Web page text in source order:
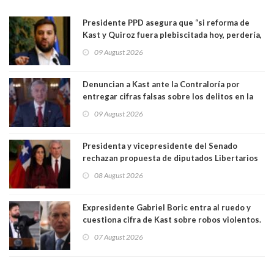
Presidente PPD asegura que “si reforma de
Kast y Quiroz fuera plebiscitada hoy, perdería,
a favor de la oposición, sería una victoria de la
09 August 2026
Denuncian a Kast ante la Contraloría por
entregar cifras falsas sobre los delitos en la
09 August 2026
Presidenta y vicepresidente del Senado
rechazan propuesta de diputados Libertarios
"Constituye un camino equivocado"
08 August 2026
Expresidente Gabriel Boric entra al ruedo y
cuestiona cifra de Kast sobre robos violentos.
07 August 2026